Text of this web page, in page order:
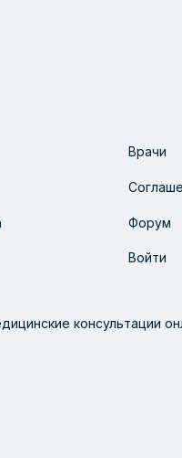
Врачи
Форум
Войти
консультации